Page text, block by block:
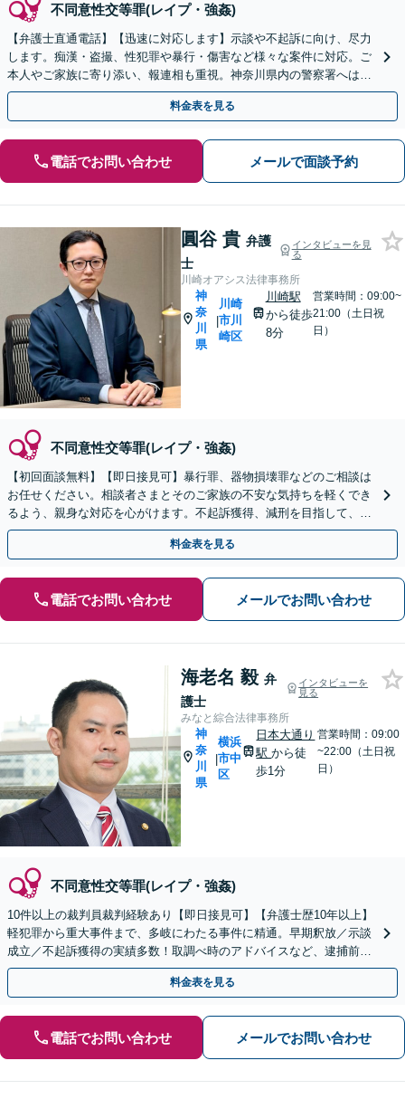
不同意性交等罪(レイプ・強姦)
【弁護士直通電話】【迅速に対応します】示談や不起訴に向け、尽力
します。痴漢・盗撮、性犯罪や暴行・傷害など様々な案件に対応。ご
本人やご家族に寄り添い、報連相も重視。神奈川県内の警察署へは原
則当日に伺います！すぐにご相談を【休日・夜間相談可】
料金表を見る
電話でお問い合わせ メールで面談予約
圓谷 貴 弁護
士
インタビューを見
る
川崎オアシス法律事務所
神
奈
川
県
|
川崎
市川
崎区
川崎駅
から徒歩
8分
営業時間：09:00~
21:00（土日祝
日）
不同意性交等罪(レイプ・強姦)
【初回面談無料】【即日接見可】暴行罪、器物損壊罪などのご相談は
お任せください。相談者さまとそのご家族の不安な気持ちを軽くでき
るよう、親身な対応を心がけます。不起訴獲得、減刑を目指して、最
善を尽くします【武蔵小杉駅3分】
料金表を見る
電話でお問い合わせ メールでお問い合わせ
海老名 毅 弁
護士
インタビューを
見る
みなと綜合法律事務所
神
奈
川
県
|
横浜
市中
区
日本大通り
駅から徒
歩1分
営業時間：09:00
~22:00（土日祝
日）
不同意性交等罪(レイプ・強姦)
10件以上の裁判員裁判経験あり【即日接見可】【弁護士歴10年以上】
軽犯罪から重大事件まで、多岐にわたる事件に精通。早期釈放／示談
成立／不起訴獲得の実績多数！取調べ時のアドバイスなど、逮捕前の
ご相談にも対応【日本大通り駅2分】【初回相談無料】
料金表を見る
電話でお問い合わせ メールでお問い合わせ